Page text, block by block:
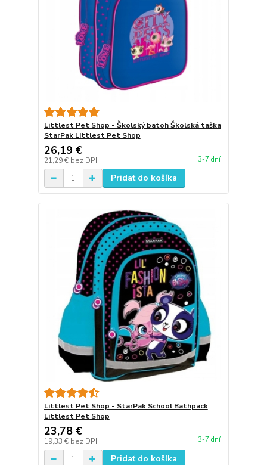
Littlest Pet Shop - Školský batoh Školská taška
StarPak Littlest Pet Shop
26,19 €
21,29 € bez DPH 3-7 dní
Pridať do košíka
Littlest Pet Shop - StarPak School Bathpack
Littlest Pet Shop
23,78 €
19,33 € bez DPH 3-7 dní
Pridať do košíka